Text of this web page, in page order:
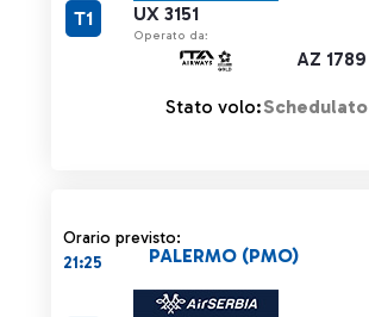
UX 3151
Operato da:
AZ 1789
T1
Stato volo:Schedulato
Orario previsto:
21:25
PALERMO (PMO)